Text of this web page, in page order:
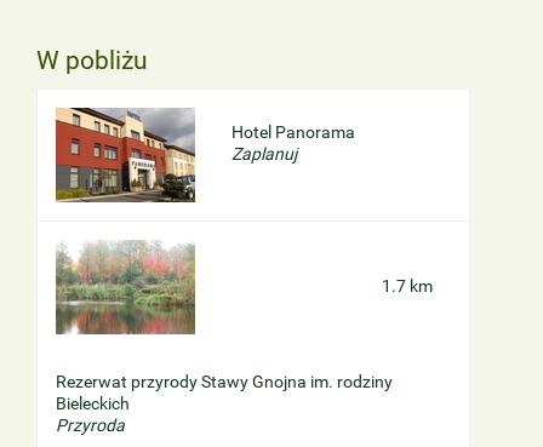
W pobliżu
Hotel Panorama
Zaplanuj
1.7 km
Rezerwat przyrody Stawy Gnojna im. rodziny
Bieleckich
Przyroda